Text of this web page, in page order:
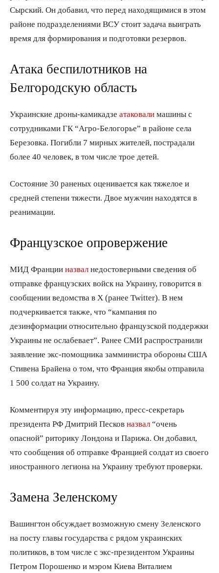
Сырский. Он добавил, что перед находящимися в этом
районе подразделениями ВСУ стоит задача выиграть
время для формирования и подготовки резервов.
Атака беспилотников на
Белгородскую область
Украинские дроны-камикадзе атаковали машины с
сотрудниками ГК “Агро-Белогорье” в районе села
Березовка. Погибли 7 мирных жителей, пострадали
более 40 человек, в том числе трое детей.
Состояние 30 раненых оценивается как тяжелое и
средней степени тяжести. Двое мужчин находятся в
реанимации.
Французское опровержение
МИД Франции назвал недостоверными сведения об
отправке французских войск на Украину, говорится в
сообщении ведомства в X (ранее Twitter). В нем
подчеркивается также, что “кампания по
дезинформации относительно французской поддержки
Украины не ослабевает”. Ранее СМИ распространили
заявление экс-помощника замминистра обороны США
Стивена Брайена о том, что Франция якобы отправила
1 500 солдат на Украину.
Комментируя эту информацию, пресс-секретарь
президента РФ Дмитрий Песков назвал “очень
опасной” риторику Лондона и Парижа. Он добавил,
что сообщения об отправке Францией солдат из своего
иностранного легиона на Украину требуют проверки.
Замена Зеленскому
Вашингтон обсуждает возможную смену Зеленского
на посту главы государства с рядом украинских
политиков, в том числе с экс-президентом Украины
Петром Порошенко и мэром Киева Виталием